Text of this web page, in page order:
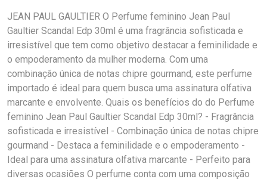
JEAN PAUL GAULTIER O Perfume feminino Jean Paul
Gaultier Scandal Edp 30ml é uma fragrância sofisticada e
irresistível que tem como objetivo destacar a feminilidade e
o empoderamento da mulher moderna. Com uma
combinação única de notas chipre gourmand, este perfume
importado é ideal para quem busca uma assinatura olfativa
marcante e envolvente. Quais os benefícios do do Perfume
feminino Jean Paul Gaultier Scandal Edp 30ml? - Fragrância
sofisticada e irresistível - Combinação única de notas chipre
gourmand - Destaca a feminilidade e o empoderamento -
Ideal para uma assinatura olfativa marcante - Perfeito para
diversas ocasiões O perfume conta com uma composição